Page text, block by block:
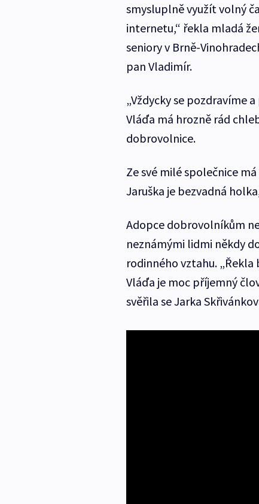
smysluplně využít volný
internetu,“ řekla mladá
seniory v Brně-
pan Vladimír.
„Vždycky se pozdravíme
Vláďa má hrozně rád
dobrovolnice.
Ze své milé společnice
Jaruška je bezvadná
Adopce dobrovolníkům
neznámými lidmi někdy
rodinného vztahu. „Řekla
Vláďa je moc příjemný
svěřila se Jarka